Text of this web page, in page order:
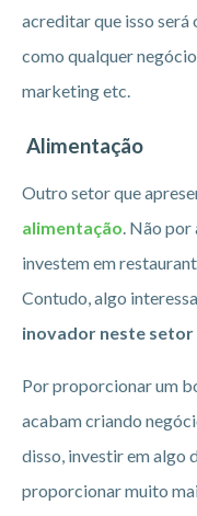
acreditar que isso será
como qualquer
marketing etc.
Alimentação
Outro setor que
alimentação. Não por
investem em
Contudo, algo
inovador neste setor
Por proporcionar um
acabam criando
disso, investir em algo
proporcionar muito